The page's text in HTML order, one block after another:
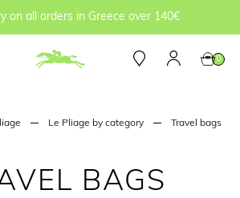
on all orders in Greece over 140€
0
Le Pliage by category Travel bags
BAGS